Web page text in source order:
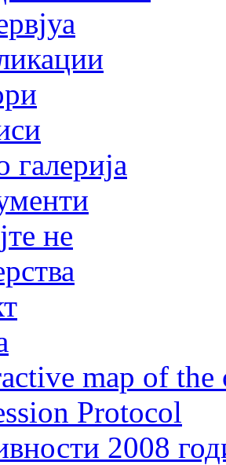
галерија
не
map of
Protocol
2008